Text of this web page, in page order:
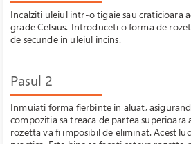
Incalziti uleiul intr-o tigaie sau craticioara
grade Celsius. Introduceti o forma de
de secunde in uleiul incins.
Pasul 2
Inmuiati forma fierbinte in aluat,
compozitia sa treaca de partea superioara
rozetta va fi imposibil de eliminat. Acest